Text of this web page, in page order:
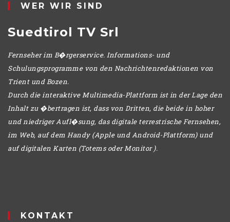
WER WIR SIND
Suedtirol TV Srl
Fernseher im B�rgerservice. Informations- und
Schulungsprogramme von den Nachrichtenredaktionen von
Trient und Bozen.
Durch die interaktive Multimedia-Plattform ist in der Lage den
Inhalt zu �bertragen ist, dass von Dritten, die beide in hoher
und niedriger Aufl�sung, das digitale terrestrische Fernsehen,
im Web, auf dem Handy (Apple und Android-Plattform) und
auf digitalen Karten (Totems oder Monitor ).
KONTAKT